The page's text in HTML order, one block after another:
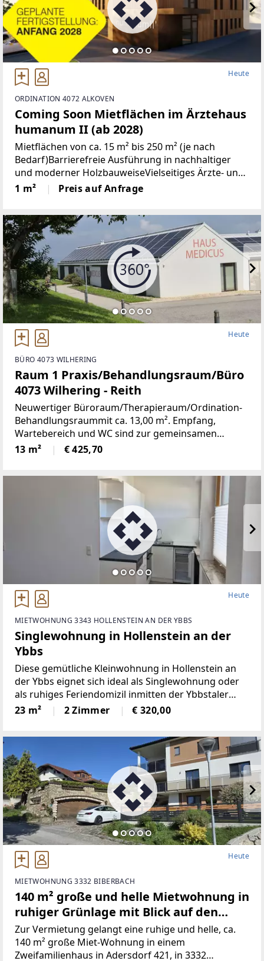
Heute
ORDINATION 4072 ALKOVEN
Coming Soon Mietflächen im Ärztehaus
humanum II (ab 2028)
Mietflächen von ca. 15 m² bis 250 m² (je nach
Bedarf)Barrierefreie Ausführung in nachhaltiger
und moderner HolzbauweiseVielseitiges Ärzte- und
Therapieangebot im Nebengebäude "humanum"
(rb-gesundheit.at)Die Angaben zum Energieausweis
1 m² Preis auf Anfrage
Heute
BÜRO 4073 WILHERING
Raum 1 Praxis/Behandlungsraum/Büro
4073 Wilhering - Reith
Neuwertiger Büroraum/Therapieraum/Ordination-
Behandlungsraummit ca. 13,00 m². Empfang,
Wartebereich und WC sind zur gemeinsamen
Nutzung vorgesehen. Verrechnung nach
individueller Vereinbarung entsprechend Bedarf.
13 m² € 425,70
Heute
MIETWOHNUNG 3343 HOLLENSTEIN AN DER YBBS
Singlewohnung in Hollenstein an der
Ybbs
Diese gemütliche Kleinwohnung in Hollenstein an
der Ybbs eignet sich ideal als Singlewohnung oder
als ruhiges Feriendomizil inmitten der Ybbstaler
Alpen. Die Wohnung verfügt über zwei gut
geschnittene Zimmer,
23 m² 2 Zimmer € 320,00
Heute
MIETWOHNUNG 3332 BIBERBACH
140 m² große und helle Mietwohnung in
ruhiger Grünlage mit Blick auf den
Sonntagberg
Zur Vermietung gelangt eine ruhige und helle, ca.
140 m² große Miet-Wohnung in einem
Zweifamilienhaus in Adersdorf 421, in 3332